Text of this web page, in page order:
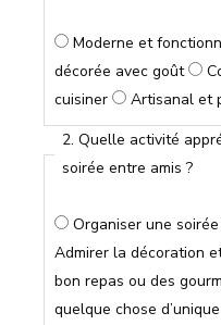
Moderne et
décorée avec goût
Cosy, où tout le monde aime
cuisiner
Artisanal et
2. Quelle activité
soirée entre amis ?
Organiser une
Admirer la décoration
bon repas ou des
quelque chose